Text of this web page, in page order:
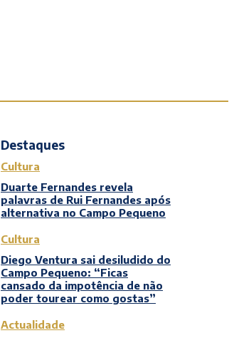
Destaques
Cultura
Duarte Fernandes revela
palavras de Rui Fernandes após
alternativa no Campo Pequeno
Cultura
Diego Ventura sai desiludido do
Campo Pequeno: “Ficas
cansado da impotência de não
poder tourear como gostas”
Actualidade